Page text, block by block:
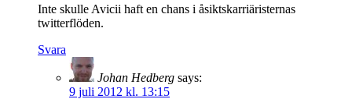
Inte skulle Avicii haft en chans i åsiktskarriäristernas
twitterflöden.
Svara
Johan Hedberg says:
9 juli 2012 kl. 13:15